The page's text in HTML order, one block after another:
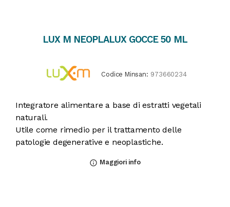
LUX M NEOPLALUX GOCCE 50 ML
Codice Minsan: 973660234
Integratore alimentare a base di estratti vegetali
naturali.
Utile come rimedio per il trattamento delle
patologie degenerative e neoplastiche.
info_outline Maggiori info